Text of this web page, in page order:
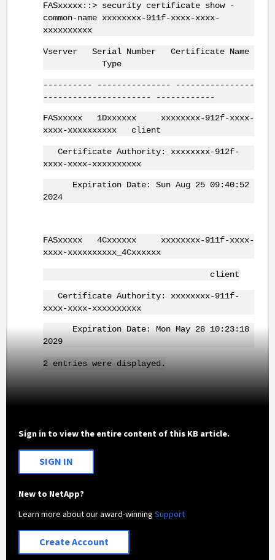
FASxxxxx::> security certificate show -
common-name xxxxxxxx-911f-xxxx-xxxx-
xxxxxxxxxx
Vserver Serial Number Certificate Name
Type
---------- --------------- ----------------
---------------------- ------------
FASxxxxx 1Dxxxxxx xxxxxxxx-912f-xxxx-
xxxx-xxxxxxxxxx client
Certificate Authority: xxxxxxxx-912f-
xxxx-xxxx-xxxxxxxxxx
Expiration Date: Sun Aug 25 09:40:52
2024
FASxxxxx 4Cxxxxxx xxxxxxxx-911f-xxxx-
xxxx-xxxxxxxxxx_4Cxxxxxx
client
Certificate Authority: xxxxxxxx-911f-
xxxx-xxxx-xxxxxxxxxx
Expiration Date: Mon May 28 10:23:18
2029
2 entries were displayed.
Sign in to view the entire content of this KB article.
SIGN IN
New to NetApp?
Learn more about our award-winningSupport
Create Account